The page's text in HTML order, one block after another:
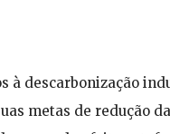
à descarbonização
metas de redução